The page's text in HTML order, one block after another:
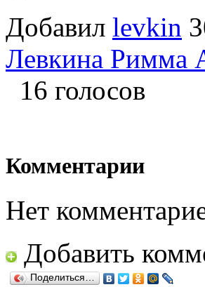
Добавил levkin
Левкина Римма
16 голосов
Комментарии
Нет
Добавить
Поделиться…